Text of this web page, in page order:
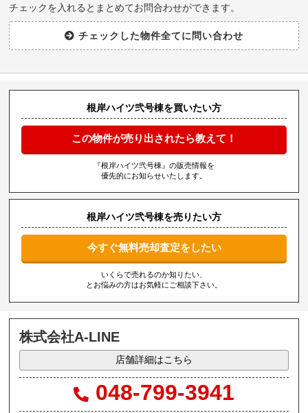
チェックを入れるとまとめてお問合わせができます。
根岸ハイツ弐号棟を買いたい方
この物件が売り出されたら教えて！
『根岸ハイツ弐号棟』の販売情報を
優先的にお知らせいたします。
根岸ハイツ弐号棟を売りたい方
今すぐ無料売却査定をしたい
いくらで売れるのか知りたい、
とお悩みの方はお気軽にご相談下さい。
株式会社A-LINE
店舗詳細はこちら
048-799-3941